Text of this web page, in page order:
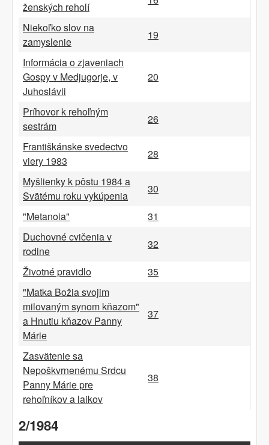
ženských reholí
Niekoľko slov na
zamyslenie
19
Informácia o zjaveniach
Gospy v Medjugorje, v
Juhoslávii
20
Príhovor k rehoľným
sestrám
26
Františkánske svedectvo
viery 1983
28
Myšlienky k pôstu 1984 a
Svätému roku vykúpenia
30
"Metanoia"
31
Duchovné cvičenia v
rodine
32
Životné pravidlo
35
"Matka Božia svojim
milovaným synom kňazom"
a Hnutiu kňazov Panny
Márie
37
Zasvätenie sa
Nepoškvrnenému Srdcu
Panny Márie pre
rehoľníkov a laikov
38
2/1984